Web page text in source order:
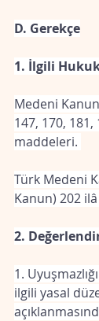
D. Gerekçe
1. İlgili
Medeni
147, 170, 181,
maddeleri.
Türk Medeni
Kanun) 202
2.
1.
ilgili yasal